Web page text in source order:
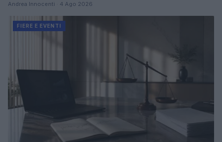
Andrea Innocenti · 4 Ago 2026
FIERE E EVENTI